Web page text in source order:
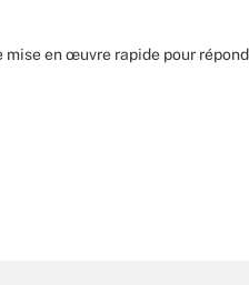
mise en œuvre rapide pour